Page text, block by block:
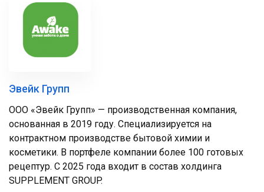
Эвейк Групп
ООО «Эвейк Групп» — производственная компания,
основанная в 2019 году. Специализируется на
контрактном производстве бытовой химии и
косметики. В портфеле компании более 100 готовых
рецептур. С 2025 года входит в состав холдинга
SUPPLEMENT GROUP.